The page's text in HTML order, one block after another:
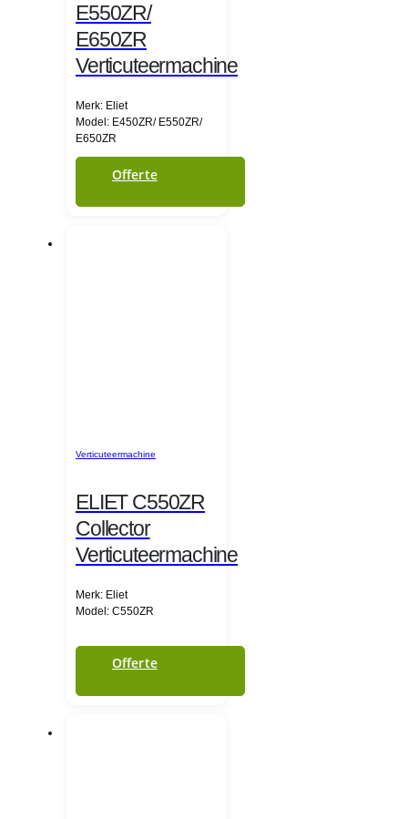
E550ZR/
E650ZR
Verticuteermachine
Merk: Eliet
Model: E450ZR/ E550ZR/
E650ZR
Offerte
Verticuteermachine
ELIET C550ZR
Collector
Verticuteermachine
Merk: Eliet
Model: C550ZR
Offerte